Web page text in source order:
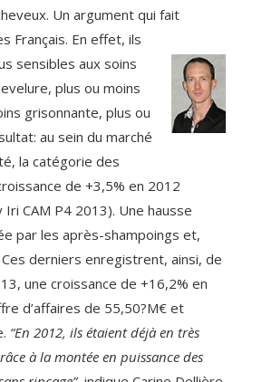
Un argument qui fait
Français. En effet, ils
sensibles aux soins
plus ou moins
grisonnante, plus ou
au sein du marché
la catégorie des
de +3,5% en 2012
Iri CAM P4 2013). Une hausse
par les après-shampoings et,
derniers enregistrent, ainsi, de
une croissance de +16,2% en
d’affaires de 55,50?M€ et
“En 2012, ils étaient déjà en très
à la montée en puissance des